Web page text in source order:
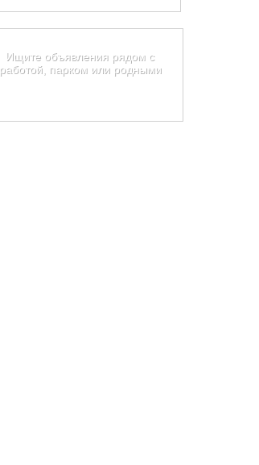
Ищите объявления рядом с
работой, парком или родными